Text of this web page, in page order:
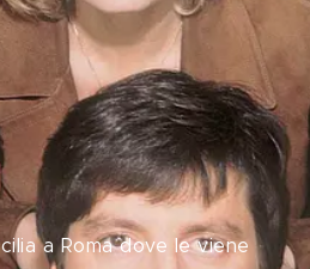
a Roma dove le viene